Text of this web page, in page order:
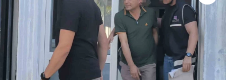
Haberde insan
Tanıtım